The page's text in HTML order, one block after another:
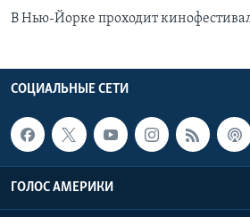
В Нью-Йорке проходит
СОЦИАЛЬНЫЕ СЕТИ
ГОЛОС АМЕРИКИ